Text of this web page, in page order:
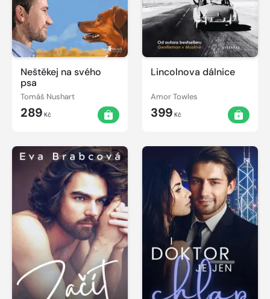
Neštěkej na svého
psa
Tomáš Nushart
289 Kč
Lincolnova dálnice
Amor Towles
399 Kč